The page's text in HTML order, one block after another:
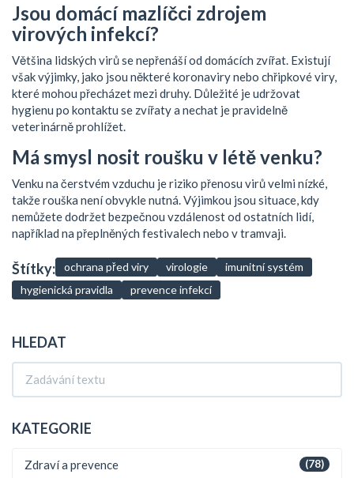
Jsou domácí mazlíčci zdrojem
virových infekcí?
Většina lidských virů se nepřenáší od domácích zvířat. Existují
však výjimky, jako jsou některé koronaviry nebo chřipkové viry,
které mohou přecházet mezi druhy. Důležité je udržovat
hygienu po kontaktu se zvířaty a nechat je pravidelně
veterinárně prohlížet.
Má smysl nosit roušku v létě venku?
Venku na čerstvém vzduchu je riziko přenosu virů velmi nízké,
takže rouška není obvykle nutná. Výjimkou jsou situace, kdy
nemůžete dodržet bezpečnou vzdálenost od ostatních lidí,
například na přeplněných festivalech nebo v tramvaji.
Štítky: ochrana před viry virologie
imunitní systém
hygienická pravidla
prevence infekcí
HLEDAT
KATEGORIE
(78)
Zdraví a prevence